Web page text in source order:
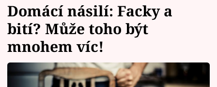
Témata
Celebrity
Vztahy
Domácí násilí: Facky a
bití? Může toho být
mnohem víc!